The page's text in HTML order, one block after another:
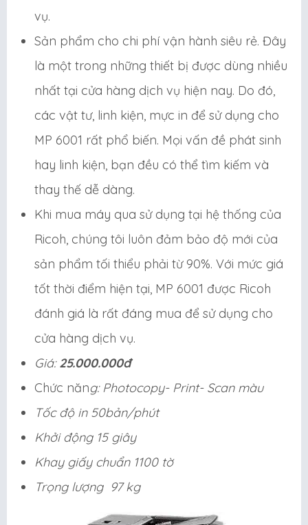
vụ.
Sản phẩm cho chi phí vận hành siêu rẻ. Đây
là một trong những thiết bị được dùng nhiều
nhất tại cửa hàng dịch vụ hiện nay. Do đó,
các vật tư, linh kiện, mực in để sử dụng cho
MP 6001 rất phổ biến. Mọi vấn đề phát sinh
hay linh kiện, bạn đều có thể tìm kiếm và
thay thế dễ dàng.
Khi mua máy qua sử dụng tại hệ thống của
Ricoh, chúng tôi luôn đảm bảo độ mới của
sản phẩm tối thiểu phải từ 90%. Với mức giá
tốt thời điểm hiện tại, MP 6001 được Ricoh
đánh giá là rất đáng mua để sử dụng cho
cửa hàng dịch vụ.
Giá:25.000.000đ
Chức năng: Photocopy- Print- Scan màu
Tốc độ in 50bản/phút
Khởi động 15 giây
Khay giấy chuẩn 1100 tờ
Trọng lượng 97 kg